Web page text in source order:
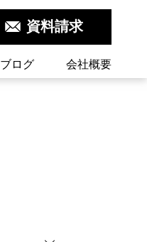
資料請求
ブログ 会社概要